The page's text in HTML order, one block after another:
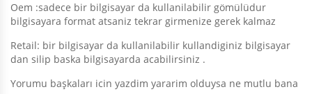
Oem :sadece bir bilgisayar da kullanilabilir gömülüdur
bilgisayara format atsaniz tekrar girmenize gerek kalmaz
Retail: bir bilgisayar da kullanilabilir kullandiginiz bilgisayar
dan silip baska bilgisayarda acabilirsiniz .
Yorumu başkaları icin yazdim yararim olduysa ne mutlu bana